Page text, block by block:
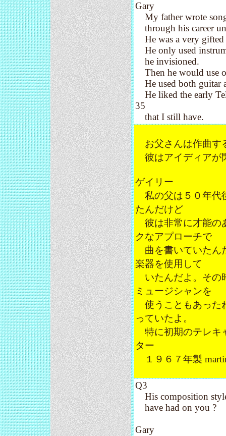
Gary
My father wrote
through his career
He was a very gifted
He only used
he invisioned.
Then he would use
He used both guitar
He liked the early
35
that I still have.
お父さんは作曲す
彼はアイディアが
ゲイリー
私の父は５０年代
たんだけど
彼は非常に才能の
クなアプローチで
曲を書いていたん
楽器を使用して
いたんだよ。その
ミュージシャンを
使うこともあった
っていたよ。
特に初期のテレキ
ター
１９６７年製
Q3
His composition
have had on you ?
Gary